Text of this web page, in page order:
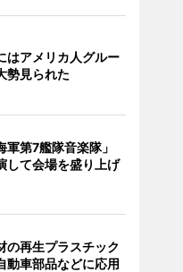
はアメリカ人グルー
勢見られた
軍第7艦隊音楽隊」
して会場を盛り上げ
の再生プラスチック
動車部品などに応用